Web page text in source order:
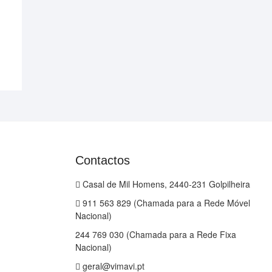
Contactos
Casal de Mil Homens, 2440-231 Golpilheira
911 563 829 (Chamada para a Rede Móvel
Nacional)
244 769 030 (Chamada para a Rede Fixa
Nacional)
geral@vimavi.pt